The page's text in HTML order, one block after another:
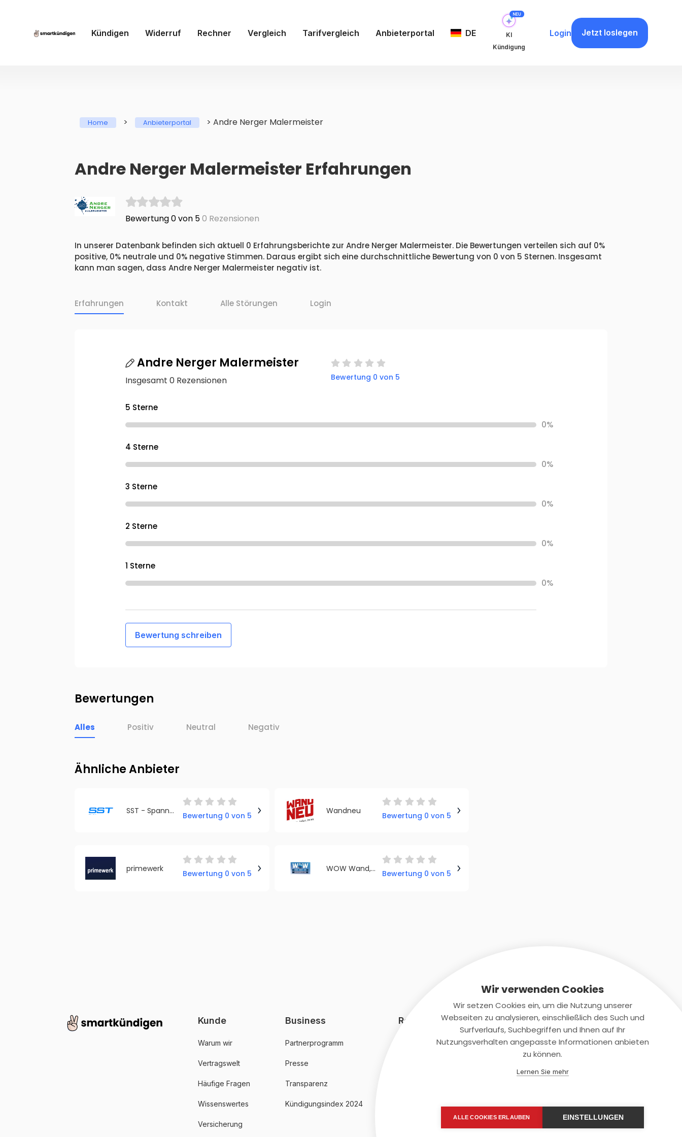
Kündigen Widerruf Rechner Vergleich Tarifvergleich Anbieterportal DE
KI
Kündigung
Login Jetzt loslegen
Home > Anbieterportal > Andre Nerger Malermeister
Andre Nerger Malermeister Erfahrungen
Bewertung 0 von 50 Rezensionen
In unserer Datenbank befinden sich aktuell 0 Erfahrungsberichte zur Andre Nerger Malermeister. Die Bewertungen verteilen sich auf 0%
positive, 0% neutrale und 0% negative Stimmen. Daraus ergibt sich eine durchschnittliche Bewertung von 0 von 5 Sternen. Insgesamt
kann man sagen, dass Andre Nerger Malermeister negativ ist.
Erfahrungen Kontakt Alle Störungen Login
Andre Nerger Malermeister
Insgesamt 0 Rezensionen Bewertung 0 von 5
5 Sterne
0%
4 Sterne
0%
3 Sterne
0%
2 Sterne
0%
1 Sterne
0%
Bewertung schreiben
Bewertungen
Alles Positiv Neutral Negativ
Ähnliche Anbieter
SST - Spanndecken
Bewertung 0 von 5
Wandneu
Bewertung 0 von 5
primewerk
Bewertung 0 von 5
WOW Wand,- Objekt- und Wohnraumgestaltung
Bewertung 0 von 5
Kunde
Warum wir
Vertragswelt
Häufige Fragen
Wissenswertes
Versicherung
Business
Partnerprogramm
Presse
Transparenz
Kündigungsindex 2024
Rechtliches Kontaktiere uns
+(49)2131/708-4280
Wir verwenden Cookies
Wir setzen Cookies ein, um die Nutzung unserer
Webseiten zu analysieren, einschließlich des Such und
Surfverlaufs, Suchbegriffen und Ihnen auf Ihr
Nutzungsverhalten angepasste Informationen anbieten
zu können.
Lernen Sie mehr
ALLE COOKIES ERLAUBEN EINSTELLUNGEN